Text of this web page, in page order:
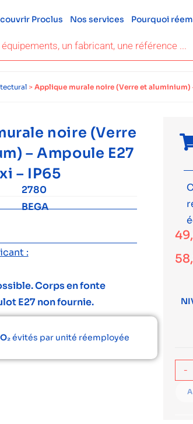
Proclus Nos services Pourquoi
> Applique murale noire (Verre et aluminium)
noire (Verre
– Ampoule E27
– IP65
2780
BEGA
:
Corps en fonte
E27 non fournie.
évités par unité réemployée
-